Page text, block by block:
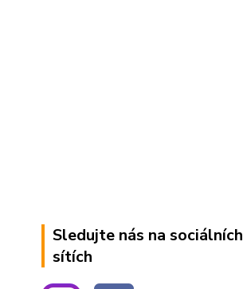
Sledujte nás na sociálních
sítích